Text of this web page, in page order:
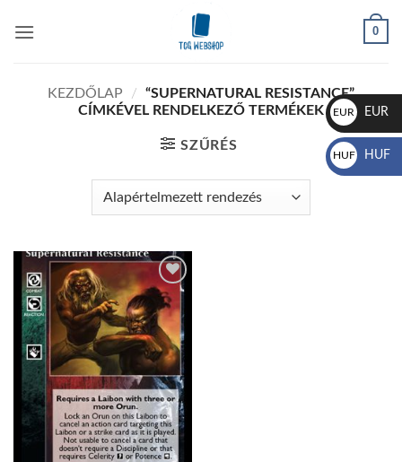
0
KEZDŐLAP /
“SUPERNATURAL RESISTANCE”
CÍMKÉVEL RENDELKEZŐ TERMÉKEK
SZŰRÉS
Add to
wishlist
EUR
€
EUR
HUF
Ft
HUF